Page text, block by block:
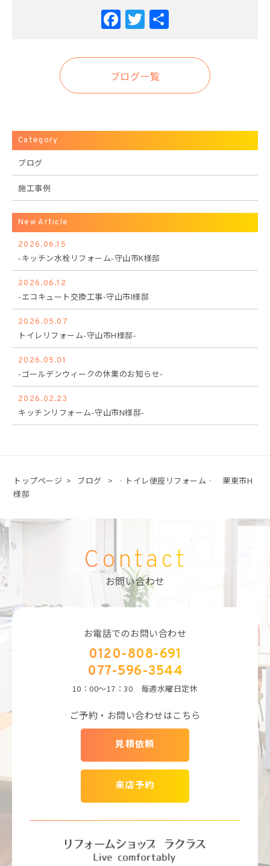
Facebook
Twitter
ブログ一覧
Category
ブログ
施工事例
New Article
2026.06.15
-キッチン水栓リフォーム-守山市K様邸
2026.06.12
-エコキュート交換工事-守山市I様邸
2026.05.07
トイレリフォーム-守山市H様邸-
2026.05.01
-ゴールデンウィークの休業のお知らせ-
2026.02.23
キッチンリフォーム-守山市N様邸-
トップページ > ブログ >
‐トイレ便座リフォーム‐ 栗東市H
様邸
Contact
お問い合わせ
お電話でのお問い合わせ
0120-808-691
077-596-3544
10：00～17：30 毎週水曜日定休
ご予約・お問い合わせはこちら
見積依頼
来店予約